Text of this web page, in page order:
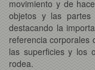
movimiento y de
objetos y las
destacando la
referencia corporales
las superficies y los
rodea.